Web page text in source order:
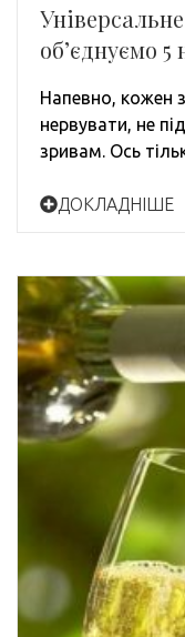
об’єднуємо 5
Напевно, кожен
нервувати, не
зривам. Ось
ДОКЛАДНІШЕ